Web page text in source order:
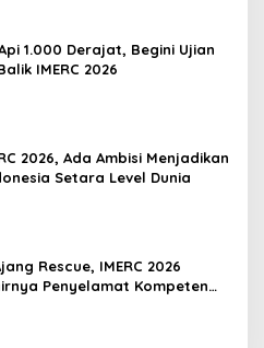
1.000 Derajat, Begini Ujian
IMERC 2026
2026, Ada Ambisi Menjadikan
Setara Level Dunia
Rescue, IMERC 2026
Penyelamat Kompeten